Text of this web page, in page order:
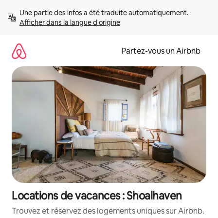
directement
Afficher dans la langue d'origine
Partez-vous un Airbnb
Locations de vacances : Shoalhaven
Trouvez et réservez des logements uniques sur Airbnb.